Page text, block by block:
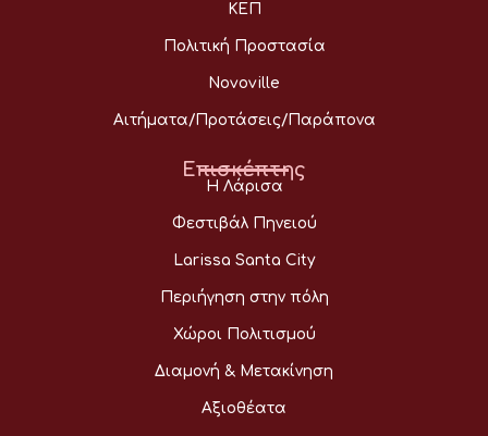
ΚΕΠ
Πολιτική Προστασία
Novoville
Αιτήματα/Προτάσεις/Παράπονα
Επισκέπτης
Η Λάρισα
Φεστιβάλ Πηνειού
Larissa Santa City
Περιήγηση στην πόλη
Χώροι Πολιτισμού
Διαμονή & Μετακίνηση
Αξιοθέατα